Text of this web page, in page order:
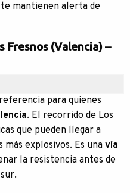
mantienen alerta de
Fresnos (Valencia) –
para quienes
. El recorrido de Los
que pueden llegar a
más explosivos. Es una vía
la resistencia antes de